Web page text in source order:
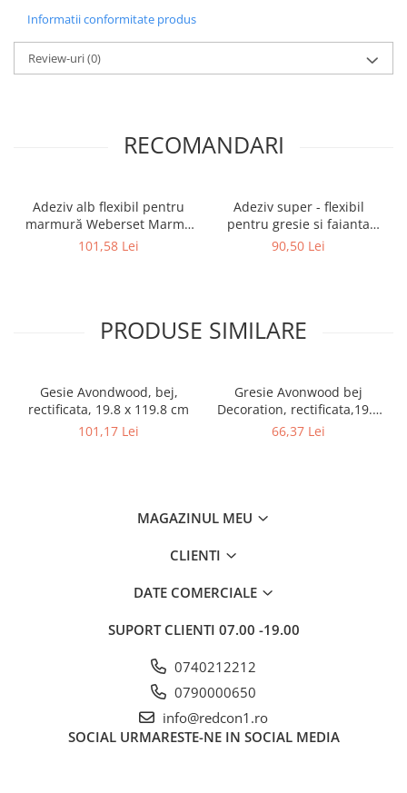
Informatii conformitate produs
Review-uri(0)
RECOMANDARI
Adeziv alb flexibil pentru
marmură Weberset Marmo
Plus, 25 kg
101,58 Lei
Adeziv super - flexibil
pentru gresie si faianta
Ceresit CM 17, interior /
90,50 Lei
PRODUSE SIMILARE
Gesie Avondwood, bej,
rectificata, 19.8 x 119.8 cm
101,17 Lei
Gresie Avonwood bej
Decoration, rectificata,19.8
x 119.8 cm
66,37 Lei
MAGAZINUL MEU
CLIENTI
DATE COMERCIALE
SUPORT CLIENTI 07.00 -19.00
0740212212
0790000650
info@redcon1.ro
SOCIAL URMARESTE-NE IN SOCIAL MEDIA